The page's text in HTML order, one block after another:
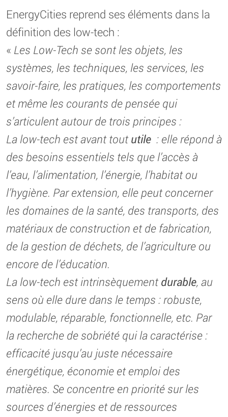
EnergyCities reprend ses éléments dans la
définition des low-tech :
« Les Low-Tech se sont les objets, les
systèmes, les techniques, les services, les
savoir-faire, les pratiques, les comportements
et même les courants de pensée qui
s’articulent autour de trois principes :
La low-tech est avant toututile : elle répond à
des besoins essentiels tels que l’accès à
l’eau, l’alimentation, l’énergie, l’habitat ou
l’hygiène. Par extension, elle peut concerner
les domaines de la santé, des transports, des
matériaux de construction et de fabrication,
de la gestion de déchets, de l’agriculture ou
encore de l’éducation.
La low-tech est intrinsèquementdurable, au
sens où elle dure dans le temps : robuste,
modulable, réparable, fonctionnelle, etc. Par
la recherche de sobriété qui la caractérise :
efficacité jusqu’au juste nécessaire
énergétique, économie et emploi des
matières. Se concentre en priorité sur les
sources d’énergies et de ressources